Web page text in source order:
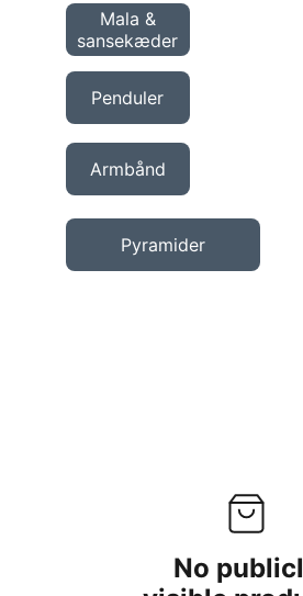
Mala &
sansekæder
Penduler
Pyramider
Armbånd
No